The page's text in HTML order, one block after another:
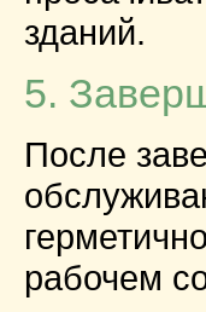
зданий.
5.
После
рабочем